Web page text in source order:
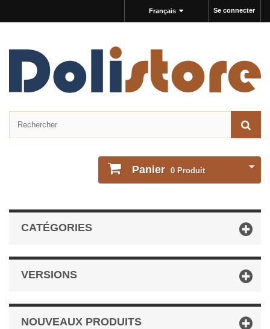
Se connecter
Français
Panier 0 Produit
CATÉGORIES
VERSIONS
NOUVEAUX PRODUITS